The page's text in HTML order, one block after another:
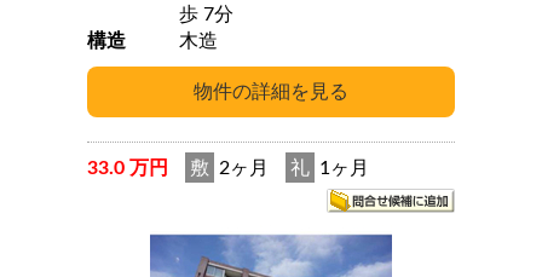
歩 7分
構造
木造
33.0 万円 敷 2ヶ月 礼 1ヶ月